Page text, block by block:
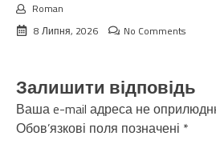
Roman
8 Липня, 2026
No Comments
Залишити відповідь
Ваша e-mail адреса не
Обов’язкові поля позначені *